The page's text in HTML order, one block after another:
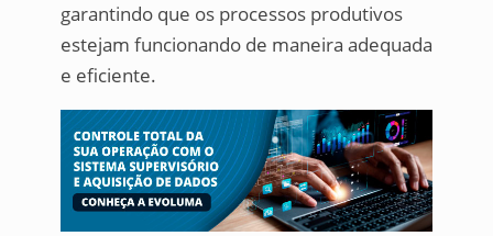
garantindo que os processos produtivos
estejam funcionando de maneira adequada
e eficiente.